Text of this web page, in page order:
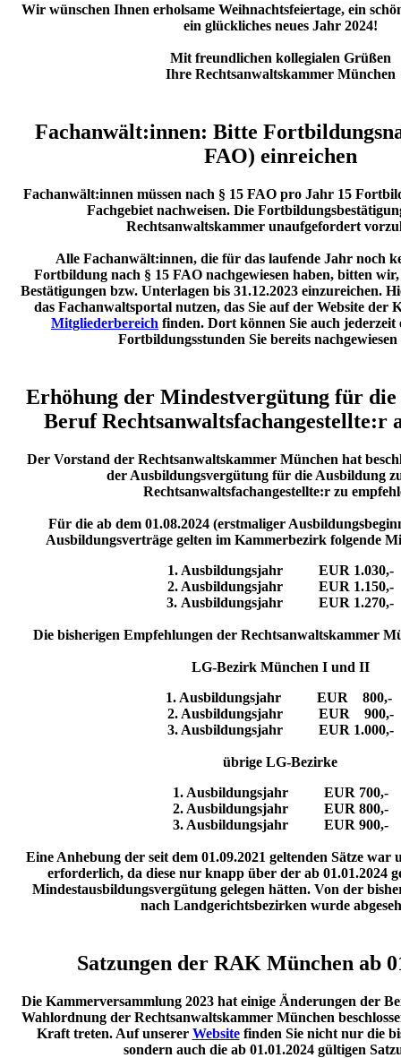
Wir wünschen Ihnen erholsame Weihnachtsfeiertage, ein
ein glückliches neues Jahr 2024!
Mit freundlichen kollegialen Grüßen
Ihre Rechtsanwaltskammer München
Fachanwält:innen: Bitte
FAO) einreichen
Fachanwält:innen müssen nach § 15 FAO pro Jahr 15
Fachgebiet nachweisen. Die
Rechtsanwaltskammer unaufgefordert
Alle Fachanwält:innen, die für das laufende Jahr noch
Fortbildung nach § 15 FAO nachgewiesen haben, bitten
Bestätigungen bzw. Unterlagen bis 31.12.2023 einzureichen.
das Fachanwaltsportal nutzen, das Sie auf der Website der
Mitgliederbereich finden. Dort können Sie auch jederzeit
Fortbildungsstunden Sie bereits nachgewiesen
Erhöhung der Mindestvergütung für
Beruf Rechtsanwaltsfachangestellte:r
Der Vorstand der Rechtsanwaltskammer München hat
der Ausbildungsvergütung für die Ausbildung
Rechtsanwaltsfachangestellte:r zu
Für die ab dem 01.08.2024 (erstmaliger
Ausbildungsverträge gelten im Kammerbezirk folgende
1. Ausbildungsjahr EUR 1.030,-
2. Ausbildungsjahr EUR 1.150,-
3. Ausbildungsjahr EUR 1.270,-
Die bisherigen Empfehlungen der Rechtsanwaltskammer
LG-Bezirk München I und II
1. Ausbildungsjahr EUR 800,-
2. Ausbildungsjahr EUR 900,-
3. Ausbildungsjahr EUR 1.000,-
übrige LG-Bezirke
1. Ausbildungsjahr EUR 700,-
2. Ausbildungsjahr EUR 800,-
3. Ausbildungsjahr EUR 900,-
Eine Anhebung der seit dem 01.09.2021 geltenden Sätze war
erforderlich, da diese nur knapp über der ab 01.01.2024
Mindestausbildungsvergütung gelegen hätten. Von der
nach Landgerichtsbezirken wurde
Satzungen der RAK München ab
Die Kammerversammlung 2023 hat einige Änderungen der
Wahlordnung der Rechtsanwaltskammer München
Kraft treten. Auf unserer Websitefinden Sie nicht nur die
sondern auch die ab 01.01.2024 gültigen